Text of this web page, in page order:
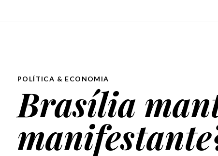
POLÍTICA & ECONOMIA
Brasília